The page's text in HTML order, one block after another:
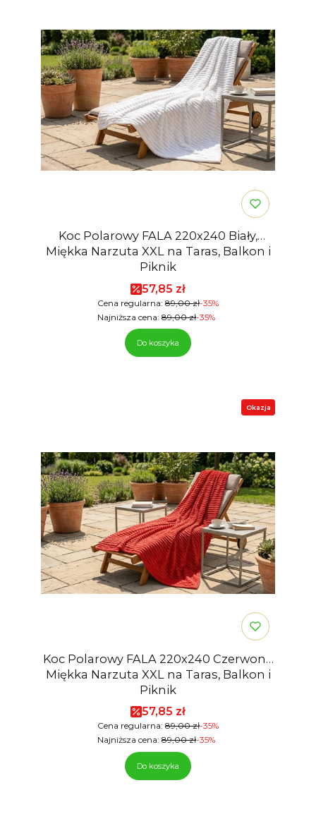
Koc Polarowy FALA 220x240 Biały,
Miękka Narzuta XXL na Taras, Balkon i
Piknik
Cena promocyjna
57,85 zł
Cena regularna: 89,00 zł-35%
Najniższa cena: 89,00 zł-35%
Do koszyka
Okazja
Koc Polarowy FALA 220x240 Czerwony,
Miękka Narzuta XXL na Taras, Balkon i
Piknik
Cena promocyjna
57,85 zł
Cena regularna: 89,00 zł-35%
Najniższa cena: 89,00 zł-35%
Do koszyka